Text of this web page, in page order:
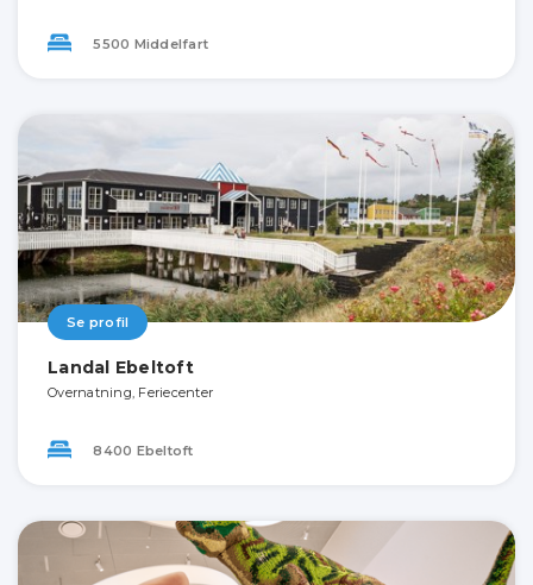
5500 Middelfart
Se profil
Landal Ebeltoft
Overnatning, Feriecenter
8400 Ebeltoft